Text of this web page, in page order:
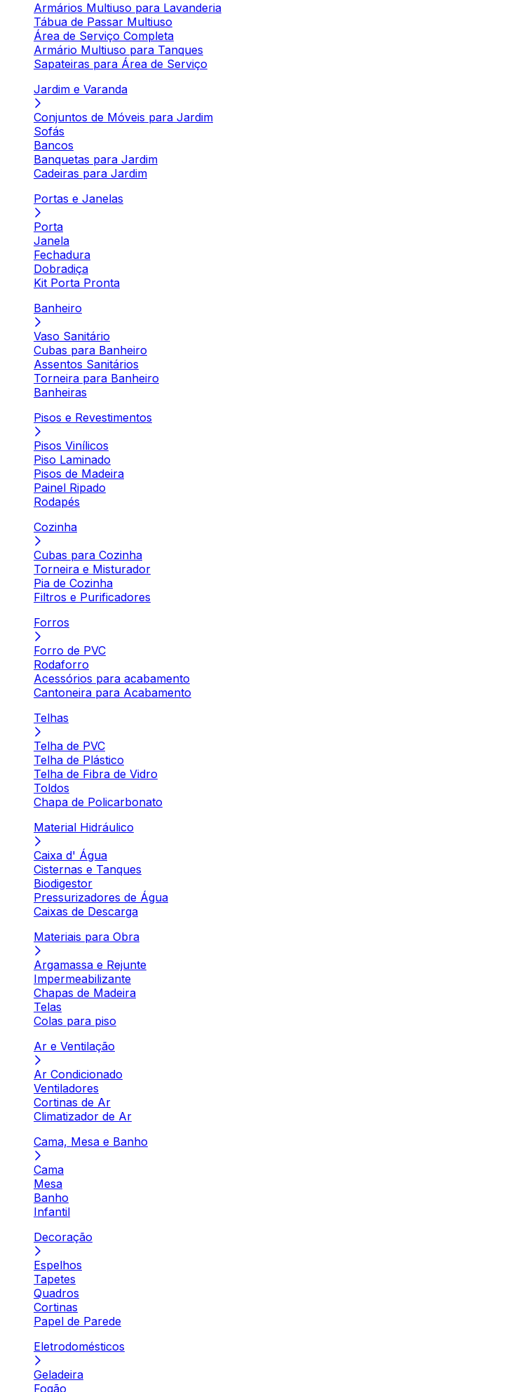
Armários Multiuso para Lavanderia
Tábua de Passar Multiuso
Área de Serviço Completa
Armário Multiuso para Tanques
Sapateiras para Área de Serviço
Jardim e Varanda
Conjuntos de Móveis para Jardim
Sofás
Bancos
Banquetas para Jardim
Cadeiras para Jardim
Portas e Janelas
Porta
Janela
Fechadura
Dobradiça
Kit Porta Pronta
Banheiro
Vaso Sanitário
Cubas para Banheiro
Assentos Sanitários
Torneira para Banheiro
Banheiras
Pisos e Revestimentos
Pisos Vinílicos
Piso Laminado
Pisos de Madeira
Painel Ripado
Rodapés
Cozinha
Cubas para Cozinha
Torneira e Misturador
Pia de Cozinha
Filtros e Purificadores
Forros
Forro de PVC
Rodaforro
Acessórios para acabamento
Cantoneira para Acabamento
Telhas
Telha de PVC
Telha de Plástico
Telha de Fibra de Vidro
Toldos
Chapa de Policarbonato
Material Hidráulico
Caixa d' Água
Cisternas e Tanques
Biodigestor
Pressurizadores de Água
Caixas de Descarga
Materiais para Obra
Argamassa e Rejunte
Impermeabilizante
Chapas de Madeira
Telas
Colas para piso
Ar e Ventilação
Ar Condicionado
Ventiladores
Cortinas de Ar
Climatizador de Ar
Cama, Mesa e Banho
Cama
Mesa
Banho
Infantil
Decoração
Espelhos
Tapetes
Quadros
Cortinas
Papel de Parede
Eletrodomésticos
Geladeira
Fogão